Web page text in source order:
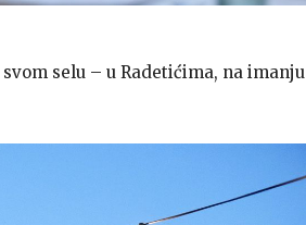
selu – u Radetićima, na imanju